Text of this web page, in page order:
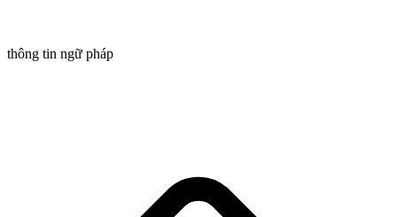
thông tin ngữ pháp